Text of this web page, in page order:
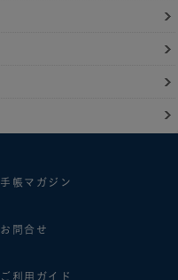
手帳マガジン
お問合せ
ご利用ガイド